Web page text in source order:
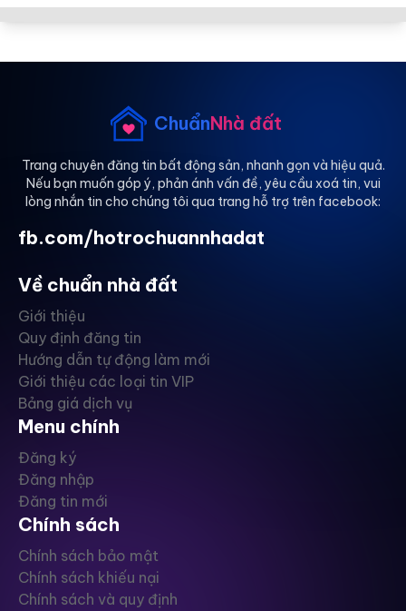
ChuẩnNhà đất
Trang chuyên đăng tin bất động sản, nhanh gọn và hiệu quả.
Nếu bạn muốn góp ý, phản ánh vấn đề, yêu cầu xoá tin, vui
lòng nhắn tin cho chúng tôi qua trang hỗ trợ trên facebook:
fb.com/hotrochuannhadat
Về chuẩn nhà đất
Giới thiệu
Quy định đăng tin
Hướng dẫn tự động làm mới
Giới thiệu các loại tin VIP
Bảng giá dịch vụ
Menu chính
Đăng ký
Đăng nhập
Đăng tin mới
Chính sách
Chính sách bảo mật
Chính sách khiếu nại
Chính sách và quy định